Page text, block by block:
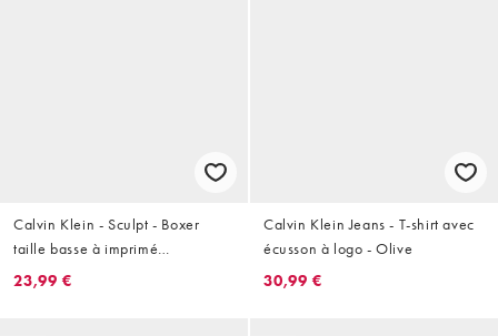
Calvin Klein - Sculpt - Boxer
taille basse à imprimé
emblématique - Noir
23,99 €
Calvin Klein Jeans - T-shirt avec
écusson à logo - Olive
30,99 €